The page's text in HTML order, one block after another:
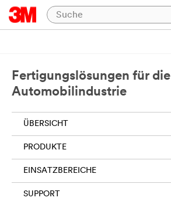
Fertigungslösungen für die
Automobilindustrie
ÜBERSICHT
PRODUKTE
EINSATZBEREICHE
SUPPORT